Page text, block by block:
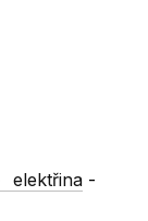
elektřina -